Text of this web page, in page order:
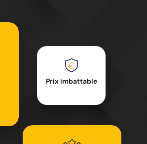
Prix imbattable